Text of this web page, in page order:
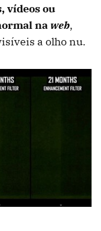
vídeos ou
na web,
a olho nu.